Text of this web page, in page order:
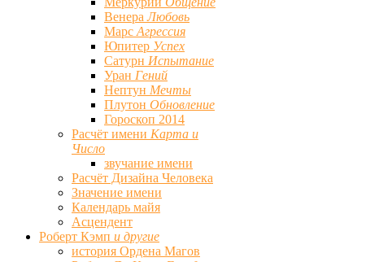
ВенераЛюбовь
Марс Агрессия
Юпитер Успех
Сатурн Испытание
Уран Гений
Нептун Мечты
Плутон Обновление
Гороскоп 2014
Расчёт имени Карта и
Число
звучание имени
Расчёт Дизайна Человека
Значение имени
Календарь майя
Асцендент
Роберт Кэмп и другие
история Ордена Магов